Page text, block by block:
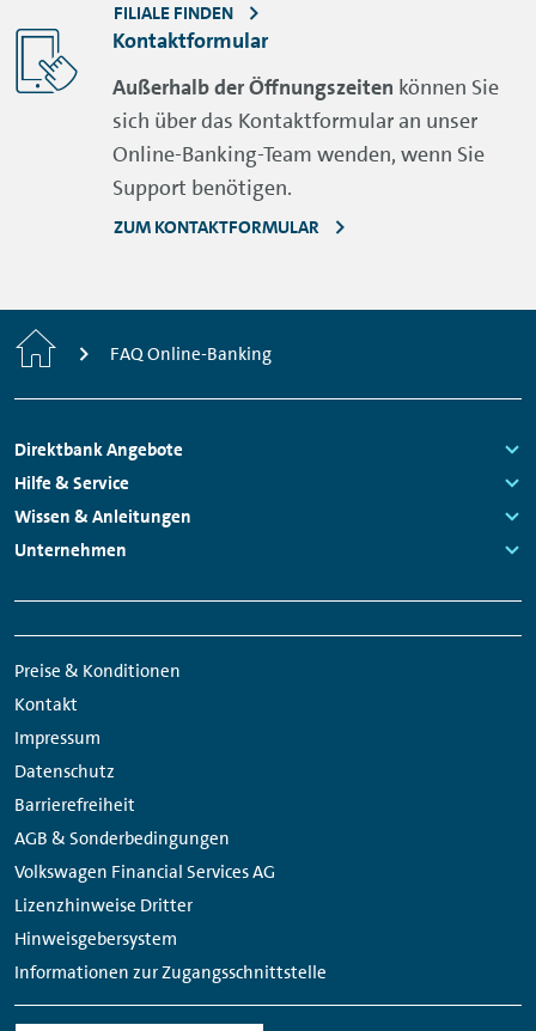
FILIALE FINDEN
Kontaktformular
Außerhalb der Öffnungszeiten können Sie
sich über das Kontaktformular an unser
Online-Banking-Team wenden, wenn Sie
Support benötigen.
ZUM KONTAKTFORMULAR
Home FAQ Online-Banking
Footer
Navigation
Direktbank Angebote
Links:
Hilfe & Service
Links:
Wissen & Anleitungen
Links:
Unternehmen
Navigation
Preise & Konditionen
Kontakt
Impressum
Datenschutz
Barrierefreiheit
AGB & Sonderbedingungen
Volkswagen Financial Services AG
Lizenzhinweise Dritter
Hinweisgebersystem
Informationen zur Zugangsschnittstelle
Media
Links